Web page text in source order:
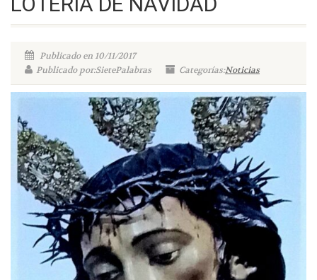
Publicado en 10/11/2017
Publicado por:SietePalabras
Categorías:Noticias